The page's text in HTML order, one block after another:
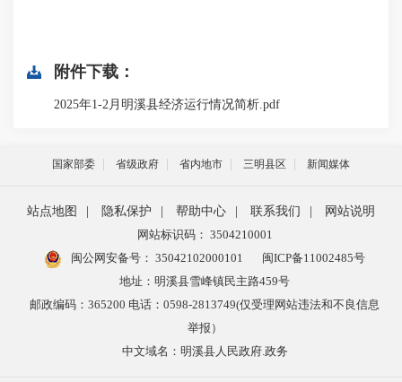
附件下载：
2025年1-2月明溪县经济运行情况简析.pdf
国家部委 省级政府 省内地市 三明县区 新闻媒体
站点地图 隐私保护 帮助中心 联系我们
网站说明
网站标识码： 3504210001
闽公网安备号： 35042102000101
闽ICP备11002485号
地址：明溪县雪峰镇民主路459号
邮政编码：365200 电话：0598-2813749(仅受理网站违法和不良信息
举报）
中文域名：明溪县人民政府.政务